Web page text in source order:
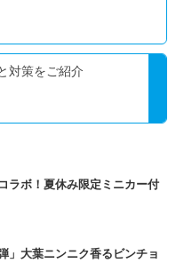
・便秘！ 原因と対策をご紹介
ラボ！夏休み限定ミニカー付
」大葉ニンニク香るビンチョ